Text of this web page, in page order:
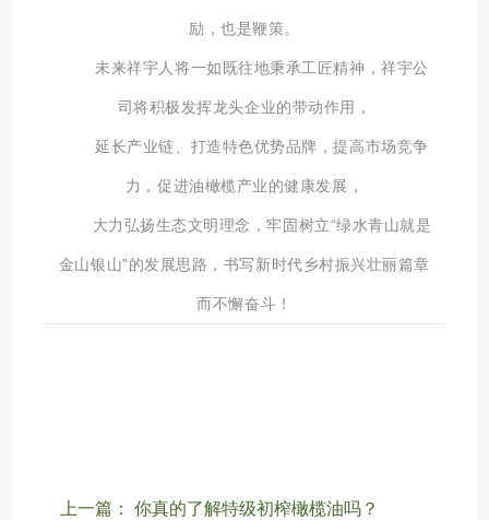
励，也是鞭策。
未来祥宇人将一如既往地秉承工匠精神，祥宇公
司将积极发挥龙头企业的带动作用，
延长产业链、打造特色优势品牌，提高市场竞争
力，促进油橄榄产业的健康发展，
大力弘扬生态文明理念，牢固树立“绿水青山就是
金山银山”的发展思路，书写新时代乡村振兴壮丽篇章
而不懈奋斗！
上一篇： 你真的了解特级初榨橄榄油吗？